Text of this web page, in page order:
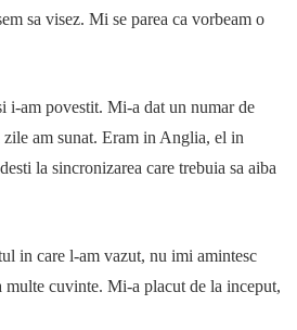
sa visez. Mi se parea ca vorbeam o
i-am povestit. Mi-a dat un numar de
am sunat. Eram in Anglia, el in
la sincronizarea care trebuia sa aiba
in care l-am vazut, nu imi amintesc
multe cuvinte. Mi-a placut de la inceput,